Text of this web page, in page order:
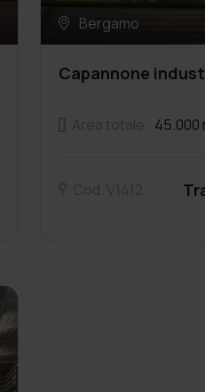
Bergamo
Capannone
45.000